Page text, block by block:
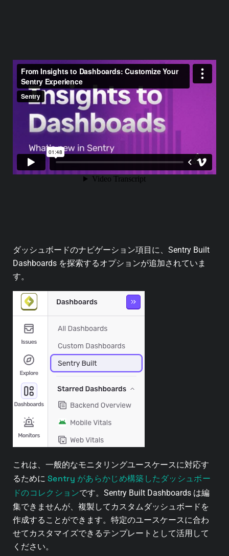
ダッシュボードのナビゲーション項目に、Sentry Built
Dashboards を探索するオプションが追加されていま
す。
これは、一般的なモニタリングユースケースに対応す
るために Sentry があらかじめ構築したダッシュボー
ドのコレクションです。Sentry Built Dashboards は編
集できませんが、複製してカスタムダッシュボードを
作成することができます。特定のユースケースに合わ
せてカスタマイズできるテンプレートとして活用して
ください。